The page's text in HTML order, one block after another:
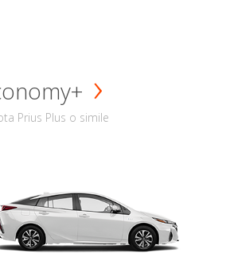
Prius Plus o simile